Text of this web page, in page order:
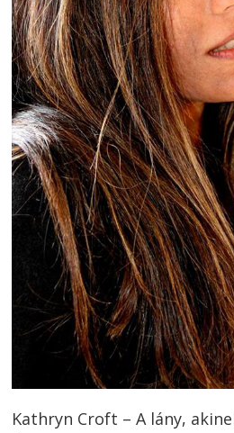
Kathryn Croft – A lány,